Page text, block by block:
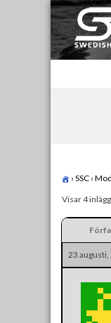
Skip
to
content
För oss
› SSC ›
Visar 4
23